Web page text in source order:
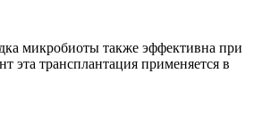
микробиоты также эффективна при
трансплантация применяется в